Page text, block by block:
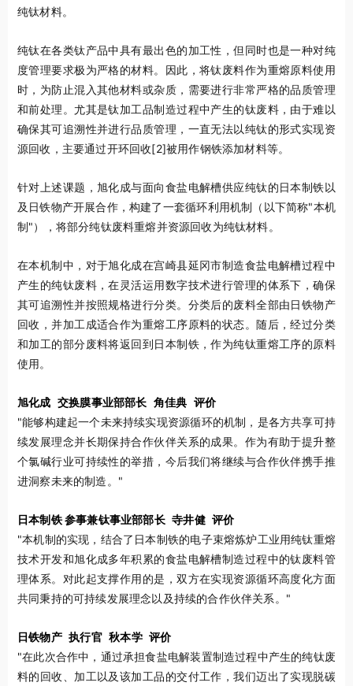
纯钛材料。
纯钛在各类钛产品中具有最出色的加工性，但同时也是一种对纯
度管理要求极为严格的材料。因此，将钛废料作为重熔原料使用
时，为防止混入其他材料或杂质，需要进行非常严格的品质管理
和前处理。尤其是钛加工品制造过程中产生的钛废料，由于难以
确保其可追溯性并进行品质管理，一直无法以纯钛的形式实现资
源回收，主要通过开环回收[2]被用作钢铁添加材料等。
针对上述课题，旭化成与面向食盐电解槽供应纯钛的日本制铁以
及日铁物产开展合作，构建了一套循环利用机制（以下简称"本机
制"），将部分纯钛废料重熔并资源回收为纯钛材料。
在本机制中，对于旭化成在宫崎县延冈市制造食盐电解槽过程中
产生的纯钛废料，在灵活运用数字技术进行管理的体系下，确保
其可追溯性并按照规格进行分类。分类后的废料全部由日铁物产
回收，并加工成适合作为重熔工序原料的状态。随后，经过分类
和加工的部分废料将返回到日本制铁，作为纯钛重熔工序的原料
使用。
旭化成 交换膜事业部部长 角佳典 评价
"能够构建起一个未来持续实现资源循环的机制，是各方共享可持
续发展理念并长期保持合作伙伴关系的成果。作为有助于提升整
个氯碱行业可持续性的举措，今后我们将继续与合作伙伴携手推
进洞察未来的制造。"
日本制铁 参事兼钛事业部部长 寺井健 评价
"本机制的实现，结合了日本制铁的电子束熔炼炉工业用纯钛重熔
技术开发和旭化成多年积累的食盐电解槽制造过程中的钛废料管
理体系。对此起支撑作用的是，双方在实现资源循环高度化方面
共同秉持的可持续发展理念以及持续的合作伙伴关系。"
日铁物产 执行官 秋本学 评价
"在此次合作中，通过承担食盐电解装置制造过程中产生的纯钛废
料的回收、加工以及该加工品的交付工作，我们迈出了实现脱碳